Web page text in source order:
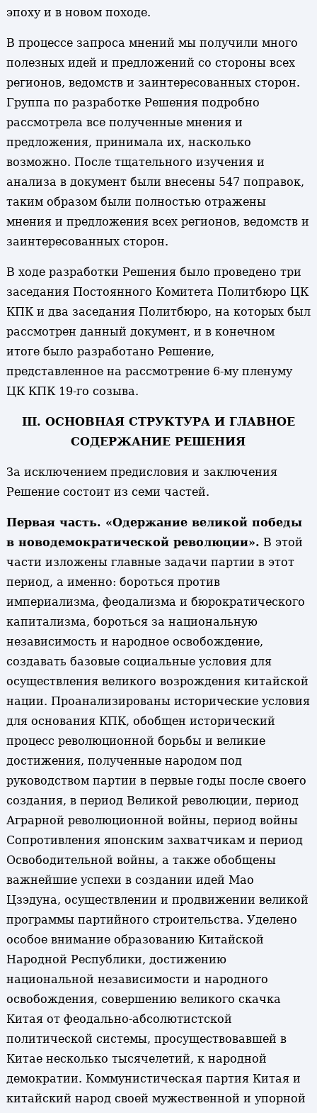
эпоху и в новом походе.
В процессе запроса мнений мы получили много
полезных идей и предложений со стороны всех
регионов, ведомств и заинтересованных сторон.
Группа по разработке Решения подробно
рассмотрела все полученные мнения и
предложения, принимала их, насколько
возможно. После тщательного изучения и
анализа в документ были внесены 547 поправок,
таким образом были полностью отражены
мнения и предложения всех регионов, ведомств и
заинтересованных сторон.
В ходе разработки Решения было проведено три
заседания Постоянного Комитета Политбюро ЦК
КПК и два заседания Политбюро, на которых был
рассмотрен данный документ, и в конечном
итоге было разработано Решение,
представленное на рассмотрение 6-му пленуму
ЦК КПК 19-го созыва.
III. ОСНОВНАЯ СТРУКТУРА И ГЛАВНОЕ
СОДЕРЖАНИЕ РЕШЕНИЯ
За исключением предисловия и заключения
Решение состоит из семи частей.
Первая часть. «Одержание великой победы
в новодемократической революции». В этой
части изложены главные задачи партии в этот
период, а именно: бороться против
империализма, феодализма и бюрократического
капитализма, бороться за национальную
независимость и народное освобождение,
создавать базовые социальные условия для
осуществления великого возрождения китайской
нации. Проанализированы исторические условия
для основания КПК, обобщен исторический
процесс революционной борьбы и великие
достижения, полученные народом под
руководством партии в первые годы после своего
создания, в период Великой революции, период
Аграрной революционной войны, период войны
Сопротивления японским захватчикам и период
Освободительной войны, а также обобщены
важнейшие успехи в создании идей Мао
Цзэдуна, осуществлении и продвижении великой
программы партийного строительства. Уделено
особое внимание образованию Китайской
Народной Республики, достижению
национальной независимости и народного
освобождения, совершению великого скачка
Китая от феодально-абсолютистской
политической системы, просуществовавшей в
Китае несколько тысячелетий, к народной
демократии. Коммунистическая партия Китая и
китайский народ своей мужественной и упорной